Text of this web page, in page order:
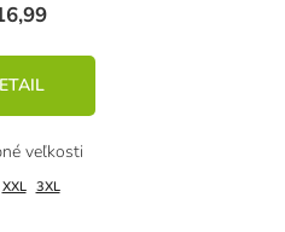
XXL 3XL